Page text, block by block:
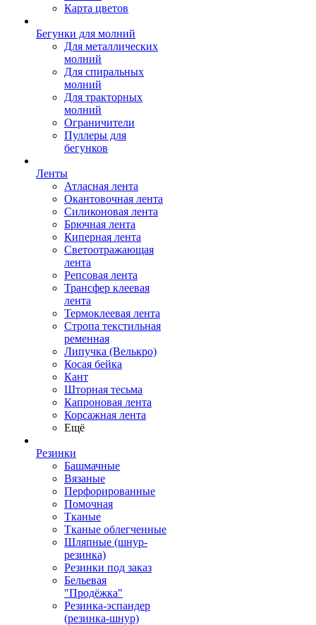
Карта цветов
Бегунки для молний
Для металлических
молний
Для спиральных
молний
Для тракторных
молний
Ограничители
Пуллеры для
бегунков
Ленты
Атласная лента
Окантовочная лента
Силиконовая лента
Брючная лента
Киперная лента
Светоотражающая
лента
Репсовая лента
Трансфер клеевая
лента
Термоклеевая лента
Стропа текстильная
ременная
Липучка (Велькро)
Косая бейка
Кант
Шторная тесьма
Капроновая лента
Корсажная лента
Ещё
Резинки
Башмачные
Вязаные
Перфорированные
Помочная
Тканые
Тканые облегченные
Шляпные (шнур-
резинка)
Резинки под заказ
Бельевая
"Продёжка"
Резинка-эспандер
(резинка-шнур)